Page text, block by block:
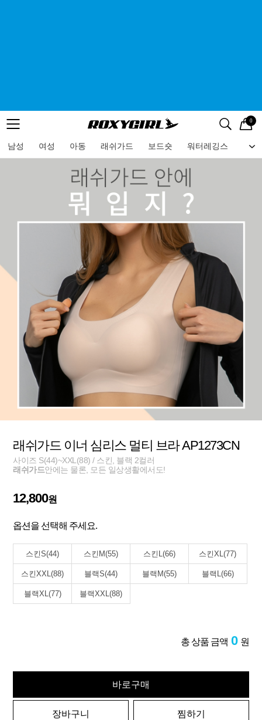
메뉴 검색
로고 0
남성 여성 아동 래쉬가드 보드숏 워터레깅스 비
메뉴
래쉬가드 이너 심리스 멀티 브라 AP1273CN
사이즈 S(44)~XXL(88) / 스킨, 블랙 2컬러
래쉬가드안에는 물론, 모든 일상생활에서도!
12,800원
옵션을 선택해 주세요.
스킨S(44) 스킨M(55) 스킨L(66) 스킨XL(77)
스킨XXL(88) 블랙S(44) 블랙M(55) 블랙L(66)
블랙XL(77) 블랙XXL(88)
총 상품 금액 0 원
바로구매
장바구니 찜하기